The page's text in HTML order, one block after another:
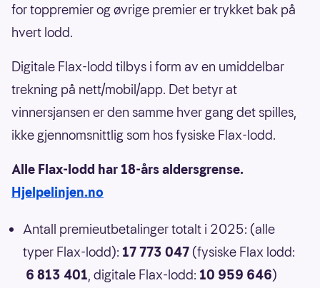
for toppremier og øvrige premier er trykket bak på
hvert lodd.
Digitale Flax-lodd tilbys i form av en umiddelbar
trekning på nett/mobil/app. Det betyr at
vinnersjansen er den samme hver gang det spilles,
ikke gjennomsnittlig som hos fysiske Flax-lodd.
Alle Flax-lodd har 18-års aldersgrense.
Hjelpelinjen.no
Antall premieutbetalinger totalt i 2025: (alle
typer Flax-lodd): 17 773 047 (fysiske Flax lodd:
6 813 401, digitale Flax-lodd: 10 959 646)